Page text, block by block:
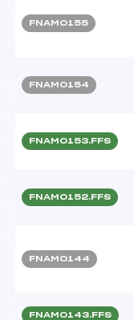
FNAM0155
FNAM0154
FNAM0153.FFS
FNAM0152.FFS
FNAM0144
FNAM0143.FFS